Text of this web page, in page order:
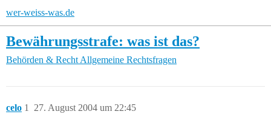
wer-weiss-was.de
Bewährungsstrafe: was ist das?
Behörden & Recht Allgemeine Rechtsfragen
celo 27. August 2004 um 22:45
1